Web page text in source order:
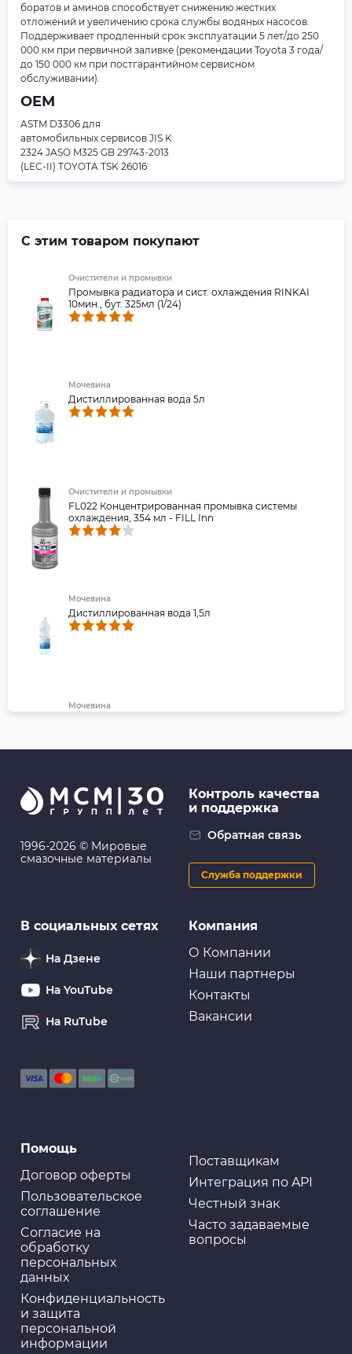
боратов и аминов способствует снижению жестких
отложений и увеличению срока службы водяных насосов.
Поддерживает продленный срок эксплуатации 5 лет/до 250
000 км при первичной заливке (рекомендации Toyota 3 года/
до 150 000 км при постгарантийном сервисном
обслуживании).
OEM
ASTM D3306 для
автомобильных сервисов JIS K
2324 JASO M325 GB 29743-2013
(LEC-II) TOYOTA TSK 26016
С этим товаром покупают
Очистители и промывки
Промывка радиатора и сист. охлаждения RINKAI
10мин., бут. 325мл (1/24)
Мочевина
Дистиллированная вода 5л
Очистители и промывки
FL022 Концентрированная промывка системы
охлаждения, 354 мл - FILL Inn
Мочевина
Дистиллированная вода 1,5л
Мочевина
1996-2026 © Мировые
смазочные материалы
Компания
О Компании
Наши партнеры
Контакты
Вакансии
Помощь
Договор оферты
Пользовательское
соглашение
Cогласие на
обработку
персональных
данных
Конфиденциальность
и защита
персональной
информации
Поставщикам
Интеграция по API
Честный знак
Часто задаваемые
вопросы
Контроль качества
и поддержка
Обратная связь
Служба поддержки
В социальных сетях
На Дзене
На YouTube
На RuTube